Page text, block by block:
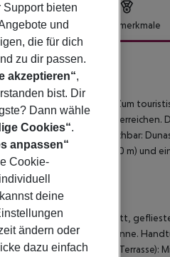
Hotelmerkmale
Sandstrand entfernt. Zum
ist nach ca. 50 m zu
vom Hotel aus erreichbar: Dunas
ein Taxistand (ca. 260 m) und
Mit Wohnraum, Einzelbett,
Badezimmer mit Badewanne.
(Meerblick, Balkon oder
Support bieten
und
die für dich
zu dir passen.
akzeptieren“,
bist. Dir
Dann wähle
Cookies“.
anpassen“
Cookie-
deine
ändern oder
dazu einfach